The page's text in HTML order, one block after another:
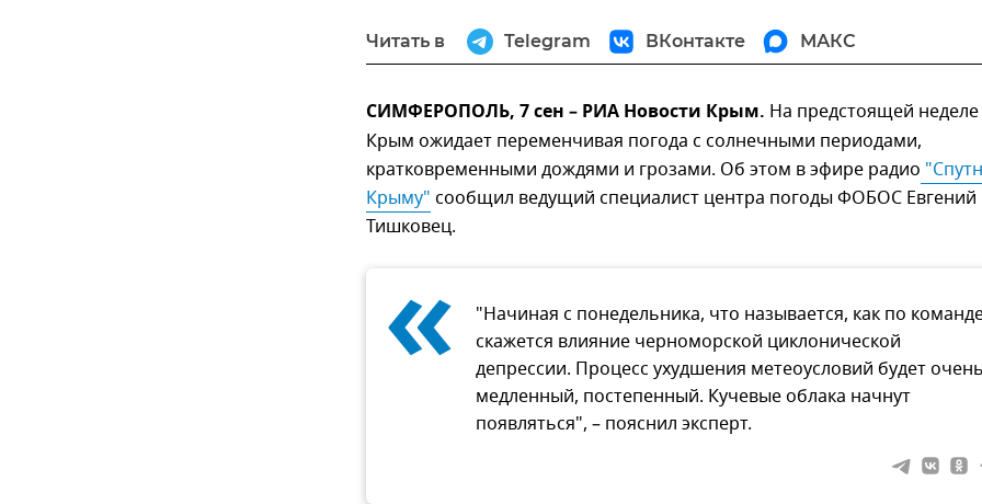
Читать в Telegram ВКонтакте МАКС
СИМФЕРОПОЛЬ, 7 сен – РИА Новости Крым. На предстоящей неделе
Крым ожидает переменчивая погода с солнечными периодами,
кратковременными дождями и грозами. Об этом в эфире радио
Крыму" сообщил ведущий специалист центра погоды ФОБОС Евгений
Тишковец.
«
"Начиная с понедельника, что называется, как по
скажется влияние черноморской циклонической
депрессии. Процесс ухудшения метеоусловий будет
медленный, постепенный. Кучевые облака начнут
появляться", – пояснил эксперт.